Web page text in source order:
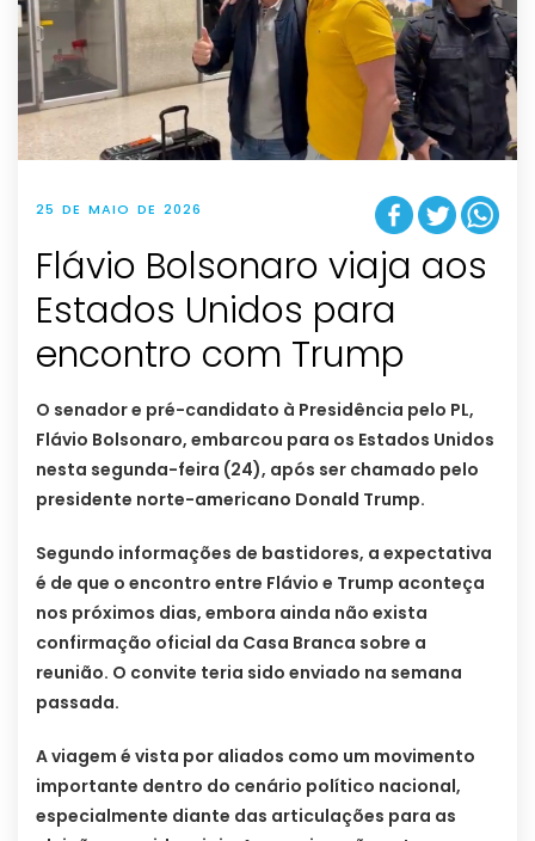
25 DE MAIO DE 2026
Flávio Bolsonaro viaja aos
Estados Unidos para
encontro com Trump
O senador e pré-candidato à Presidência pelo PL,
Flávio Bolsonaro, embarcou para os Estados Unidos
nesta segunda-feira (24), após ser chamado pelo
presidente norte-americano Donald Trump.
Segundo informações de bastidores, a expectativa
é de que o encontro entre Flávio e Trump aconteça
nos próximos dias, embora ainda não exista
confirmação oficial da Casa Branca sobre a
reunião. O convite teria sido enviado na semana
passada.
A viagem é vista por aliados como um movimento
importante dentro do cenário político nacional,
especialmente diante das articulações para as